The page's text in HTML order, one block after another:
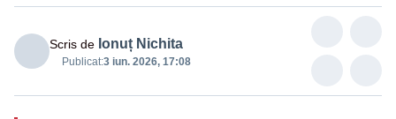
Scris de Ionuț Nichita
Publicat:3 iun. 2026, 17:08